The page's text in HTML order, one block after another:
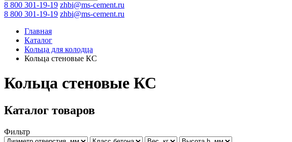
8 800 301-19-19 zhbi@ms-cement.ru
8 800 301-19-19 zhbi@ms-cement.ru
Главная
Каталог
Кольца для колодца
Кольца стеновые КС
Кольца стеновые КС
Каталог товаров
Фильтр